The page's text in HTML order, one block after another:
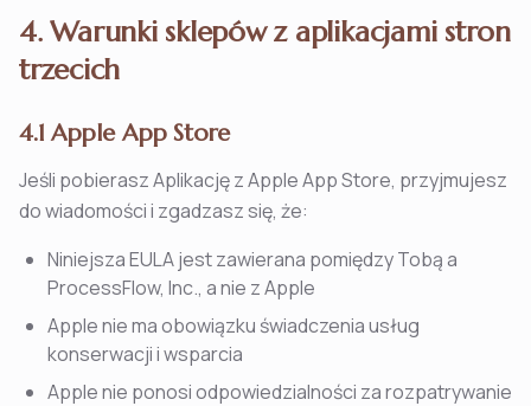
4. Warunki sklepów z aplikacjami stron
trzecich
4.1 Apple App Store
Jeśli pobierasz Aplikację z Apple App Store, przyjmujesz
do wiadomości i zgadzasz się, że:
Niniejsza EULA jest zawierana pomiędzy Tobą a
ProcessFlow, Inc., a nie z Apple
Apple nie ma obowiązku świadczenia usług
konserwacji i wsparcia
Apple nie ponosi odpowiedzialności za rozpatrywanie